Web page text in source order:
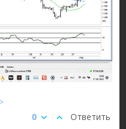
Ответить
0